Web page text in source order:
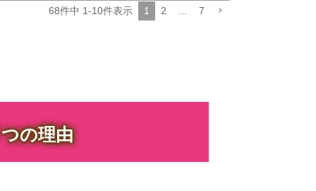
68件中 1-10件表示 1 2 7
つの理由